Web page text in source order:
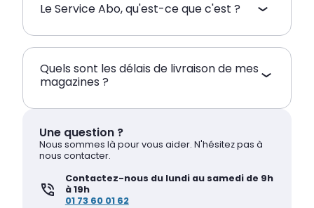
Le Service Abo, qu'est-ce que c'est ?
Quels sont les délais de livraison de mes
magazines ?
Une question ?
Nous sommes là pour vous aider. N'hésitez pas à
nous contacter.
Contactez-nous du lundi au samedi de 9h
à 19h
01 73 60 01 62